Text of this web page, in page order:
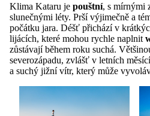
Klima Kataru je pouštní, s mírnými
slunečnými léty. Prší výjimečně a
počátku jara. Déšť přichází v
lijácích, které mohou rychle naplnit
zůstávají během roku suchá.
severozápadu, zvlášť v letních
a suchý jižní vítr, který může